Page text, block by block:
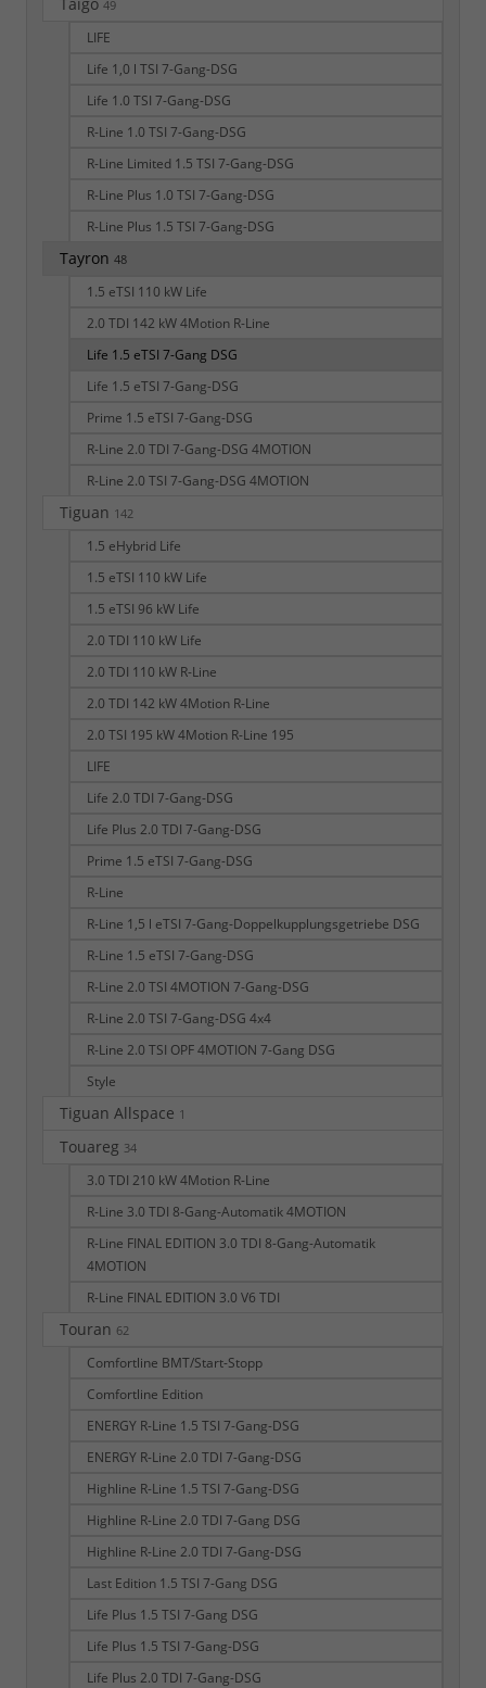
49
LIFE
Life 1,0 l TSI 7-Gang-DSG
Life 1.0 TSI 7-Gang-DSG
R-Line 1.0 TSI 7-Gang-DSG
R-Line Limited 1.5 TSI 7-Gang-DSG
R-Line Plus 1.0 TSI 7-Gang-DSG
R-Line Plus 1.5 TSI 7-Gang-DSG
Tayron 48
1.5 eTSI 110 kW Life
2.0 TDI 142 kW 4Motion R-Line
Life 1.5 eTSI 7-Gang DSG
Life 1.5 eTSI 7-Gang-DSG
Prime 1.5 eTSI 7-Gang-DSG
R-Line 2.0 TDI 7-Gang-DSG 4MOTION
R-Line 2.0 TSI 7-Gang-DSG 4MOTION
Tiguan 142
1.5 eHybrid Life
1.5 eTSI 110 kW Life
1.5 eTSI 96 kW Life
2.0 TDI 110 kW Life
2.0 TDI 110 kW R-Line
2.0 TDI 142 kW 4Motion R-Line
2.0 TSI 195 kW 4Motion R-Line 195
LIFE
Life 2.0 TDI 7-Gang-DSG
Life Plus 2.0 TDI 7-Gang-DSG
Prime 1.5 eTSI 7-Gang-DSG
R-Line
R-Line 1,5 l eTSI 7-Gang-Doppelkupplungsgetriebe DSG
R-Line 1.5 eTSI 7-Gang-DSG
R-Line 2.0 TSI 4MOTION 7-Gang-DSG
R-Line 2.0 TSI 7-Gang-DSG 4x4
R-Line 2.0 TSI OPF 4MOTION 7-Gang DSG
Style
Tiguan Allspace 1
Touareg 34
3.0 TDI 210 kW 4Motion R-Line
R-Line 3.0 TDI 8-Gang-Automatik 4MOTION
R-Line FINAL EDITION 3.0 TDI 8-Gang-Automatik
4MOTION
R-Line FINAL EDITION 3.0 V6 TDI
Touran 62
Comfortline BMT/Start-Stopp
Comfortline Edition
ENERGY R-Line 1.5 TSI 7-Gang-DSG
ENERGY R-Line 2.0 TDI 7-Gang-DSG
Highline R-Line 1.5 TSI 7-Gang-DSG
Highline R-Line 2.0 TDI 7-Gang DSG
Highline R-Line 2.0 TDI 7-Gang-DSG
Last Edition 1.5 TSI 7-Gang DSG
Life Plus 1.5 TSI 7-Gang DSG
Life Plus 1.5 TSI 7-Gang-DSG
Life Plus 2.0 TDI 7-Gang-DSG